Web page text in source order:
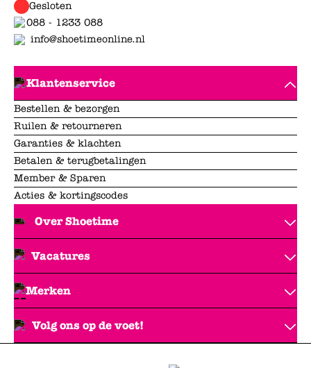
Gesloten
088 - 1233 088
info@shoetimeonline.nl
Klantenservice
Bestellen & bezorgen
Ruilen & retourneren
Garanties & klachten
Betalen & terugbetalingen
Member & Sparen
Acties & kortingscodes
Over Shoetime
Vacatures
Merken
Volg ons op de voet!